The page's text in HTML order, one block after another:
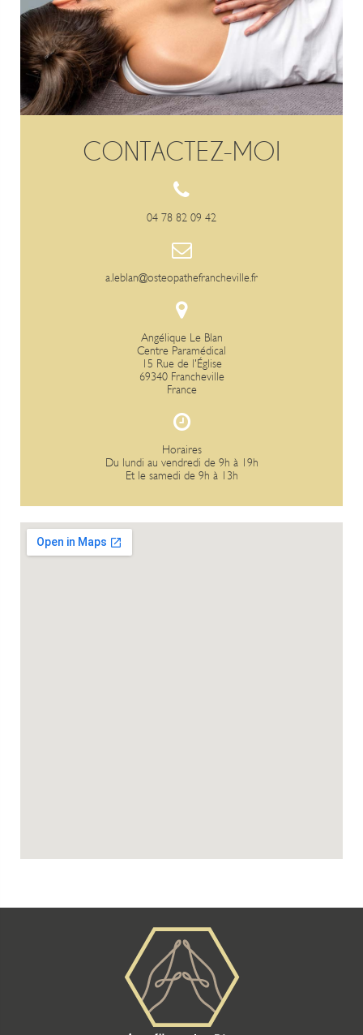
CONTACTEZ-MOI
04 78 82 09 42
a.leblan@osteopathefrancheville.fr
Angélique Le Blan
Centre Paramédical
15 Rue de l'Église
69340 Francheville
France
Horaires
Du lundi au vendredi de 9h à 19h
Et le samedi de 9h à 13h